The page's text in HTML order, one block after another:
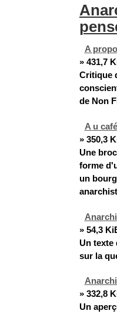
A
» 431,7
Critique
de Non
A u
» 350,3
Une
forme
un
» 54,3
Un texte
sur la
» 332,8
Un